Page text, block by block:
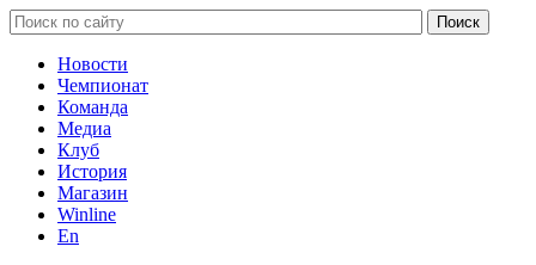
Новости
Чемпионат
Команда
Медиа
Клуб
История
Магазин
Winline
En